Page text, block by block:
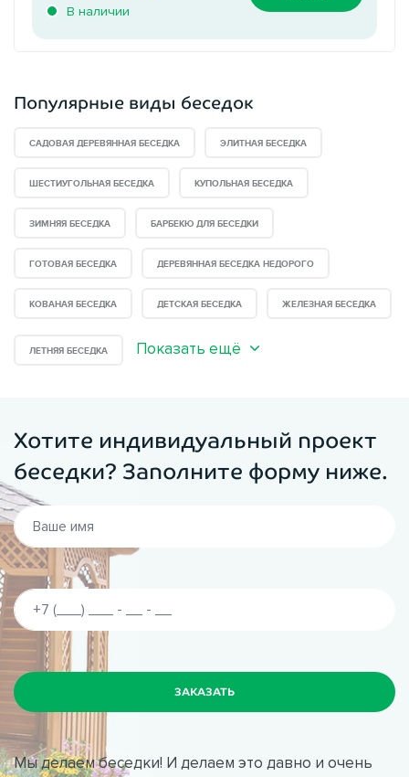
В наличии
Популярные виды беседок
САДОВАЯ ДЕРЕВЯННАЯ БЕСЕДКА ЭЛИТНАЯ БЕСЕДКА
ШЕСТИУГОЛЬНАЯ БЕСЕДКА КУПОЛЬНАЯ БЕСЕДКА
ЗИМНЯЯ БЕСЕДКА БАРБЕКЮ ДЛЯ БЕСЕДКИ
ГОТОВАЯ БЕСЕДКА ДЕРЕВЯННАЯ БЕСЕДКА НЕДОРОГО
КОВАНАЯ БЕСЕДКА ДЕТСКАЯ БЕСЕДКА ЖЕЛЕЗНАЯ БЕСЕДКА
ЛЕТНЯЯ БЕСЕДКА Показать ещё
Хотите индивидуальный проект
беседки? Заполните форму ниже.
Мы делаем беседки! И делаем это давно и очень